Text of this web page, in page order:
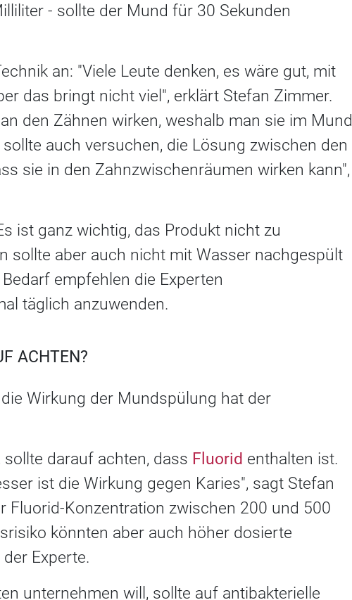
- sollte der Mund für 30 Sekunden
an: "Viele Leute denken, es wäre gut, mit
das bringt nicht viel", erklärt Stefan Zimmer.
den Zähnen wirken, weshalb man sie im Mund
auch versuchen, die Lösung zwischen den
sie in den Zahnzwischenräumen wirken kann",
ist ganz wichtig, das Produkt nicht zu
sollte aber auch nicht mit Wasser nachgespült
empfehlen die Experten
täglich anzuwenden.
ACHTEN?
Wirkung der Mundspülung hat der
darauf achten, dass Fluorid enthalten ist.
ist die Wirkung gegen Karies", sagt Stefan
Fluorid-Konzentration zwischen 200 und 500
könnten aber auch höher dosierte
Experte.
unternehmen will, sollte auf antibakterielle